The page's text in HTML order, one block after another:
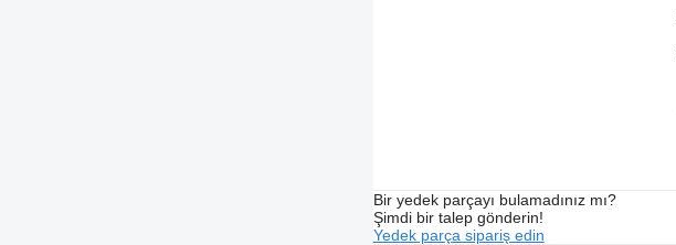
Bir yedek parçayı bulamadınız mı?
Şimdi bir talep gönderin!
Yedek parça sipariş edin